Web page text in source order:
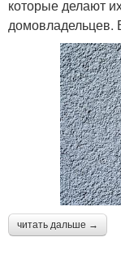
которые делают
домовладельцев.
читать дальше →